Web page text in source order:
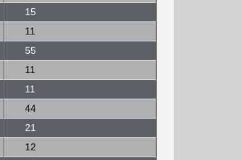
15
11
55
11
11
44
21
12